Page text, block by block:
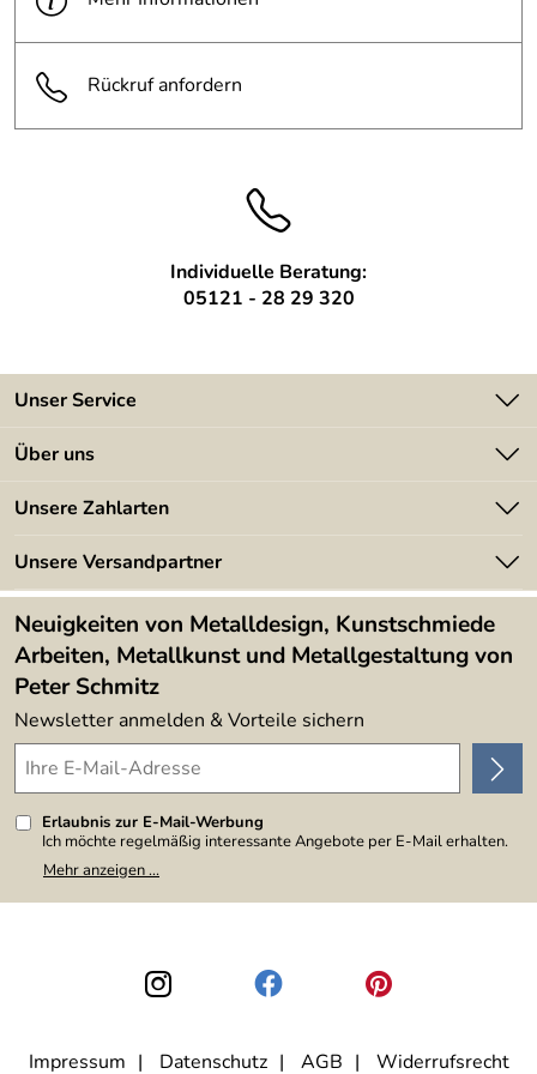
Pfosten:
Rückruf anfordern
Individuelle Beratung:
05121 - 28 29 320
Unser Service
Kontakt
Kundeninformationen
Newsletter
Lieferbedingungen
Über uns
Angebote
Kundenbewertungen (394)
4,9/5
Unsere Zahlarten
Unsere Versandpartner
Neuigkeiten von Metalldesign, Kunstschmiede
Arbeiten, Metallkunst und Metallgestaltung von
Peter Schmitz
Newsletter anmelden & Vorteile sichern
Erlaubnis zur E-Mail-Werbung
Ich möchte regelmäßig interessante Angebote per E-Mail erhalten.
Meine E-Mail-Adresse wird nicht an andere Unternehmen
weitergegeben. Zu statistischen Zwecken wird in anonymer Form
den Link "Abmelden" am Ende des Newsletters anklicke. Die
Datenschutzerklärung
habe ich zur Kenntnis genommen.
Mehr anzeigen ...
Impressum Datenschutz AGB Widerrufsrecht